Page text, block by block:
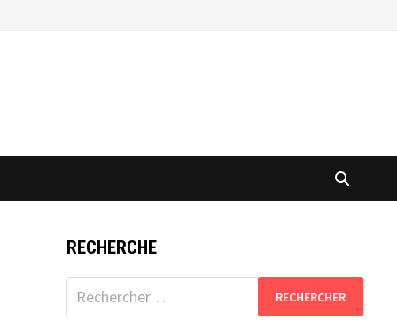
RECHERCHE
Rechercher :